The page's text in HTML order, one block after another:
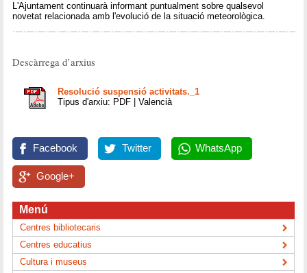
L'Ajuntament continuarà informant puntualment sobre qualsevol
novetat relacionada amb l'evolució de la situació meteorològica.
Descàrrega d’arxius
Resolució suspensió activitats._1
Tipus d'arxiu: PDF | Valencià
Facebook Twitter WhatsApp
Google+
Menú
Centres bibliotecaris
Centres educatius
Cultura i museus